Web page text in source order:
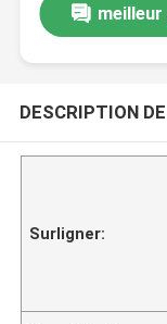
DESCRIPTION
Surligner: